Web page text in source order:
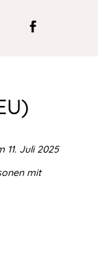
11. Juli 2025
mit